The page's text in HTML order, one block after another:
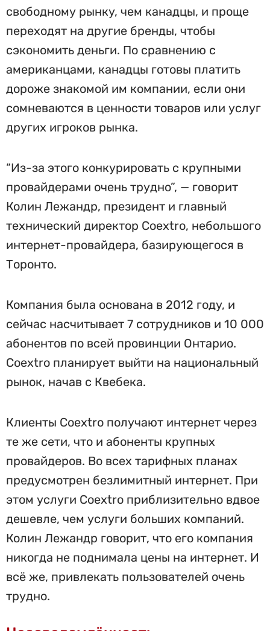
свободному рынку, чем канадцы, и проще
переходят на другие бренды, чтобы
сэкономить деньги. По сравнению с
американцами, канадцы готовы платить
дороже знакомой им компании, если они
сомневаются в ценности товаров или услуг
других игроков рынка.
“Из-за этого конкурировать с крупными
провайдерами очень трудно”, — говорит
Колин Лежандр, президент и главный
технический директор Coextro, небольшого
интернет-провайдера, базирующегося в
Торонто.
Компания была основана в 2012 году, и
сейчас насчитывает 7 сотрудников и 10 000
абонентов по всей провинции Онтарио.
Coextro планирует выйти на национальный
рынок, начав с Квебека.
Клиенты Coextro получают интернет через
те же сети, что и абоненты крупных
провайдеров. Во всех тарифных планах
предусмотрен безлимитный интернет. При
этом услуги Coextro приблизительно вдвое
дешевле, чем услуги больших компаний.
Колин Лежандр говорит, что его компания
никогда не поднимала цены на интернет. И
всё же, привлекать пользователей очень
трудно.